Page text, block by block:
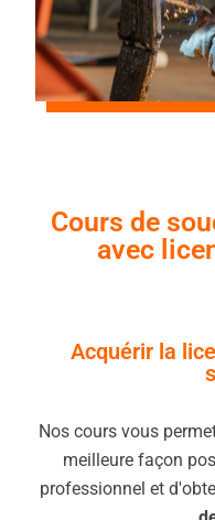
Cours de
avec
Acquérir la
Nos cours vous
meilleure façon
professionnel et